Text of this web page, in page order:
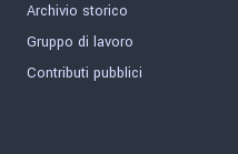
Archivio storico
Gruppo di lavoro
Contributi pubblici